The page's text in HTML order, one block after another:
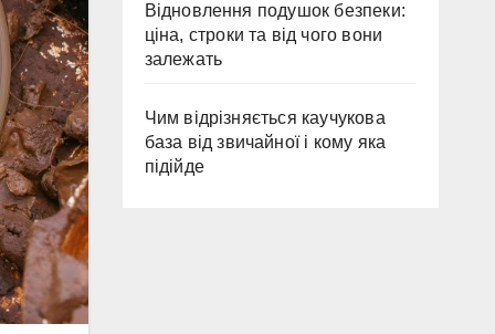
Відновлення подушок безпеки:
ціна, строки та від чого вони
залежать
Чим відрізняється каучукова
база від звичайної і кому яка
підійде